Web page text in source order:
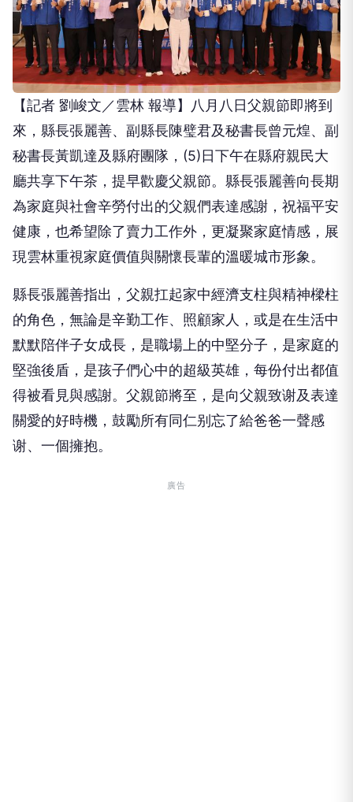
【記者 劉峻文／雲林 報導】八月八日父親節即將到
來，縣長張麗善、副縣長陳璧君及秘書長曾元煌、副
秘書長黃凱達及縣府團隊，(5)日下午在縣府親民大
廳共享下午茶，提早歡慶父親節。縣長張麗善向長期
為家庭與社會辛勞付出的父親們表達感謝，祝福平安
健康，也希望除了賣力工作外，更凝聚家庭情感，展
現雲林重視家庭價值與關懷長輩的溫暖城市形象。
縣長張麗善指出，父親扛起家中經濟支柱與精神樑柱
的角色，無論是辛勤工作、照顧家人，或是在生活中
默默陪伴子女成長，是職場上的中堅分子，是家庭的
堅強後盾，是孩子們心中的超級英雄，每份付出都值
得被看見與感謝。父親節將至，是向父親致谢及表達
關愛的好時機，鼓勵所有同仁别忘了給爸爸一聲感
谢、一個擁抱。
廣告